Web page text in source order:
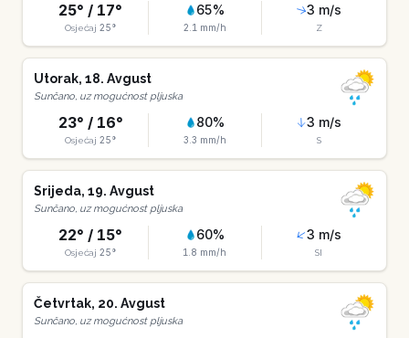
25° / 17°
Osjećaj 25°
65%
2.1 mm/h
3 m/s
Z
Utorak, 18. Avgust
Sunčano, uz mogućnost pljuska
23° / 16°
Osjećaj 25°
80%
3.3 mm/h
3 m/s
S
Srijeda, 19. Avgust
Sunčano, uz mogućnost pljuska
22° / 15°
Osjećaj 25°
60%
1.8 mm/h
3 m/s
SI
Četvrtak, 20. Avgust
Sunčano, uz mogućnost pljuska